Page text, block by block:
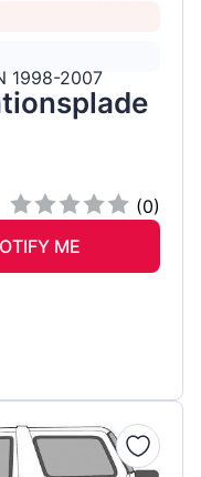
1998-2007
(0)
ME